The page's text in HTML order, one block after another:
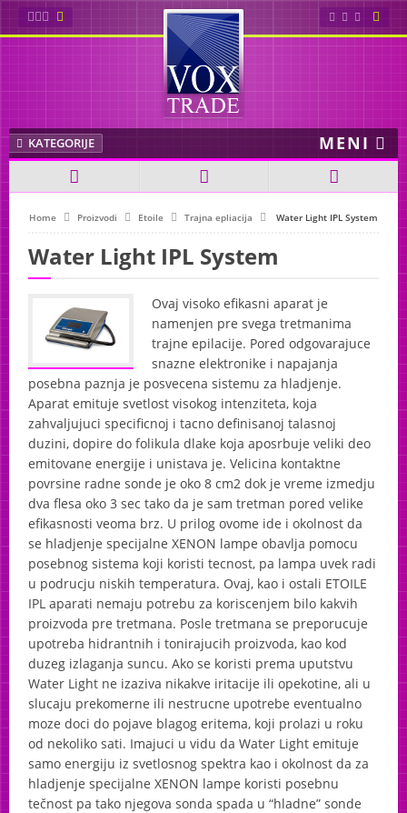
Soltron
AliSun
Ionto Comed
Maystar
Trajna epliacija
Flash Light 2
Water Light IPL System
Soltron
Air Light
Tretmani lica
Soltron
Tretmani tela
MENI
KATEGORIJE
Home Proizvodi Etoile Trajna epliacija Water Light IPL System
Water Light IPL System
Ovaj visoko efikasni aparat je
namenjen pre svega tretmanima
trajne epilacije. Pored odgovarajuce
snazne elektronike i napajanja
posebna paznja je posvecena sistemu za hladjenje.
Aparat emituje svetlost visokog intenziteta, koja
zahvaljujuci specificnoj i tacno definisanoj talasnoj
duzini, dopire do folikula dlake koja aposrbuje veliki deo
emitovane energije i unistava je. Velicina kontaktne
povrsine radne sonde je oko 8 cm2 dok je vreme izmedju
dva flesa oko 3 sec tako da je sam tretman pored velike
efikasnosti veoma brz. U prilog ovome ide i okolnost da
se hladjenje specijalne XENON lampe obavlja pomocu
posebnog sistema koji koristi tecnost, pa lampa uvek radi
u podrucju niskih temperatura. Ovaj, kao i ostali ETOILE
IPL aparati nemaju potrebu za koriscenjem bilo kakvih
proizvoda pre tretmana. Posle tretmana se preporucuje
upotreba hidrantnih i tonirajucih proizvoda, kao kod
duzeg izlaganja suncu. Ako se koristi prema uputstvu
Water Light ne izaziva nikakve iritacije ili opekotine, ali u
slucaju prekomerne ili nestrucne upotrebe eventualno
moze doci do pojave blagog eritema, koji prolazi u roku
od nekoliko sati. Imajuci u vidu da Water Light emituje
samo energiju iz svetlosnog spektra kao i okolnost da za
hladjenje specijalne XENON lampe koristi posebnu
tečnost pa tako njegova sonda spada u “hladne” sonde